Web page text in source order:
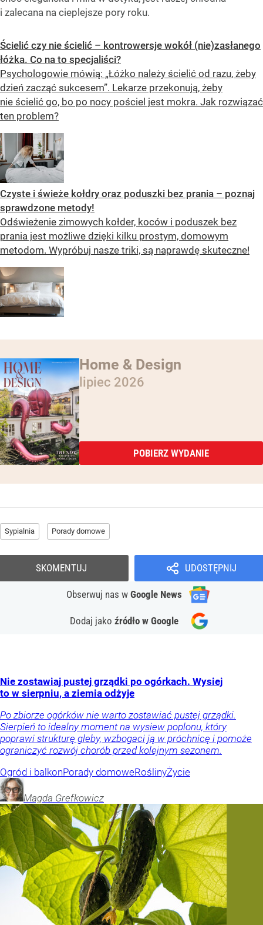
i zalecana na cieplejsze pory roku.
Ścielić czy nie ścielić – kontrowersje wokół (nie)zasłanego
łóżka. Co na to specjaliści?
Psychologowie mówią: „Łóżko należy ścielić od razu, żeby
dzień zacząć sukcesem”. Lekarze przekonują, żeby
nie ścielić go, bo po nocy pościel jest mokra. Jak rozwiązać
ten problem?
Czyste i świeże kołdry oraz poduszki bez prania – poznaj
sprawdzone metody!
Odświeżenie zimowych kołder, koców i poduszek bez
prania jest możliwe dzięki kilku prostym, domowym
metodom. Wypróbuj nasze triki, są naprawdę skuteczne!
Home & Design
lipiec 2026
POBIERZ WYDANIE
Sypialnia Porady domowe
UDOSTĘPNIJ
Obserwuj nas w Google News
Dodaj jako źródło w Google
SKOMENTUJ
Nie zostawiaj pustej grządki po ogórkach. Wysiej
to w sierpniu, a ziemia odżyje
Po zbiorze ogórków nie warto zostawiać pustej grządki.
Sierpień to idealny moment na wysiew poplonu, który
poprawi strukturę gleby, wzbogaci ją w próchnicę i pomoże
ograniczyć rozwój chorób przed kolejnym sezonem.
Ogród i balkonPorady domoweRoślinyŻycie
Magda Grefkowicz